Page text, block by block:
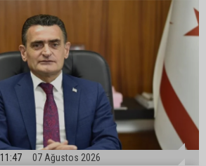
11:47 07 Ağustos 2026